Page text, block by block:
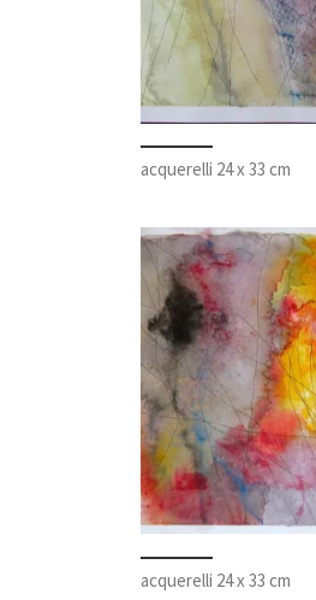
acquerelli 24 x 33 cm
acquerelli 24 x 33 cm